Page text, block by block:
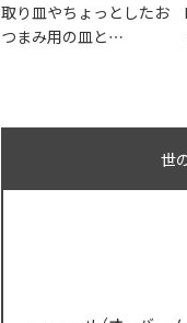
取り皿やちょっとしたお
つまみ用の皿と…
世